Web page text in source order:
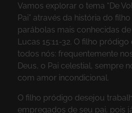
Vamos explorar o tema “De
Pai” através da história do
parábolas mais conhecidas
Lucas 15:11-32. O filho
todos nós: frequentemente
Deus, o Pai celestial, sempre
com amor incondicional.
O filho pródigo desejou
empregados de seu pai, pois